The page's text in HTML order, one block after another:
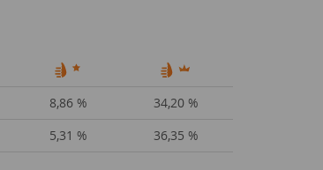
8,86 %
34,20 %
5,31 % 36,35 %